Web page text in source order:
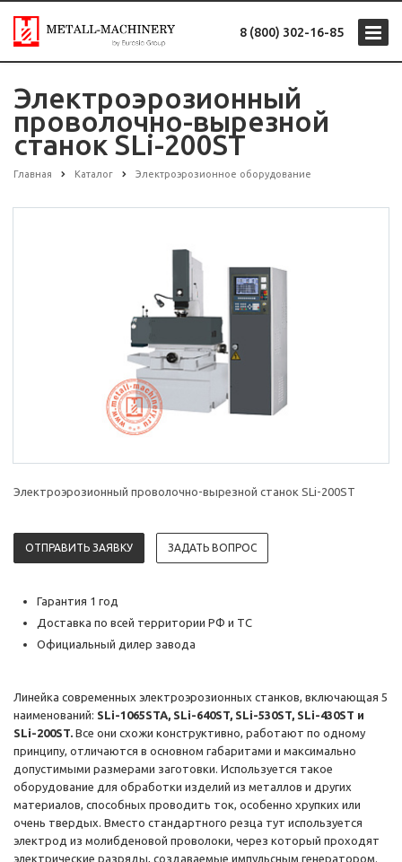
8 (800) 302-16-85
Электроэрозионный
проволочно-вырезной
станок SLi-200ST
Главная Каталог Электроэрозионное оборудование
Электроэрозионный проволочно-вырезной станок SLi-200ST
ОТПРАВИТЬ ЗАЯВКУ ЗАДАТЬ ВОПРОС
Гарантия 1 год
Доставка по всей территории РФ и ТС
Официальный дилер завода
Линейка современных электроэрозионных станков, включающая 5
наименований: SLi-1065STA, SLi-640ST, SLi-530ST, SLi-430ST и
SLi-200ST. Все они схожи конструктивно, работают по одному
принципу, отличаются в основном габаритами и максимально
допустимыми размерами заготовки. Используется такое
оборудование для обработки изделий из металлов и других
материалов, способных проводить ток, особенно хрупких или
очень твердых. Вместо стандартного резца тут используется
электрод из молибденовой проволоки, через который проходят
электрические разряды, создаваемые импульсным генератором.